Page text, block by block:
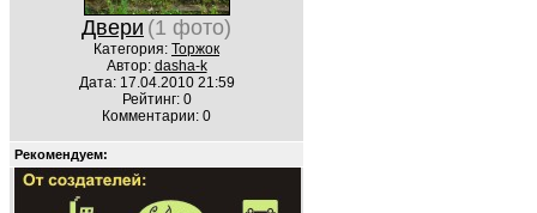
Двери (1 фото)
Категория: Торжок
Автор: dasha-k
Дата: 17.04.2010 21:59
Рейтинг: 0
Комментарии: 0
Рекомендуем: